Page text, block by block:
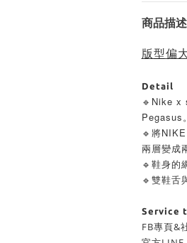
商品描述
版型偏
Detail
🔹Nike x
Pegasus。
🔹將
兩層變成
🔹鞋身的
🔹雙鞋舌
Service
FB專頁&